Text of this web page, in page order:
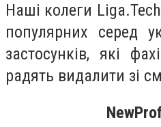
Наші колеги
популярних серед
застосунків, які
радять видалити зі